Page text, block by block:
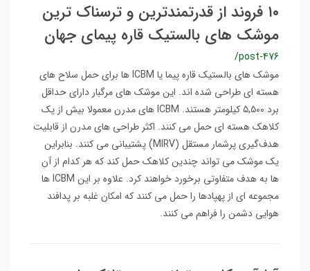
۱۰ فروند از قدرتمندترین و ترسناک ترین
موشک های بالستیک قاره پیمای جهان
/post-476
موشک های بالستیک قاره پیما یا ICBM ها برای حمل سلاح های
هسته ای طراحی شده اند. این موشک های مرگبار دارای حداقل
برد ۵,۵۰۰ کیلومتر هستند. ICBM های مدرن معمولا بیش از یک
کلاهک هسته ای حمل می کنند. اکثر طراحی های مدرن از قابلیت
هدف‌گیری پرشمار مستقل (MIRV) پشتیبانی می کنند. بنابراین
یک موشک می تواند چندین کلاهک حمل کند که هر کدام از آن
ها به هدف متفاوتی برخورد خواهند کرد. علاوه بر این ICBM ها
مجموعه ای از پهپادها را حمل می کنند که امکان غلبه بر پدافند
هوایی دشمن را فراهم می کنند.